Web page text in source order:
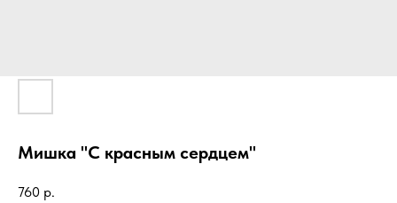
Мишка "С красным сердцем"
760 р.